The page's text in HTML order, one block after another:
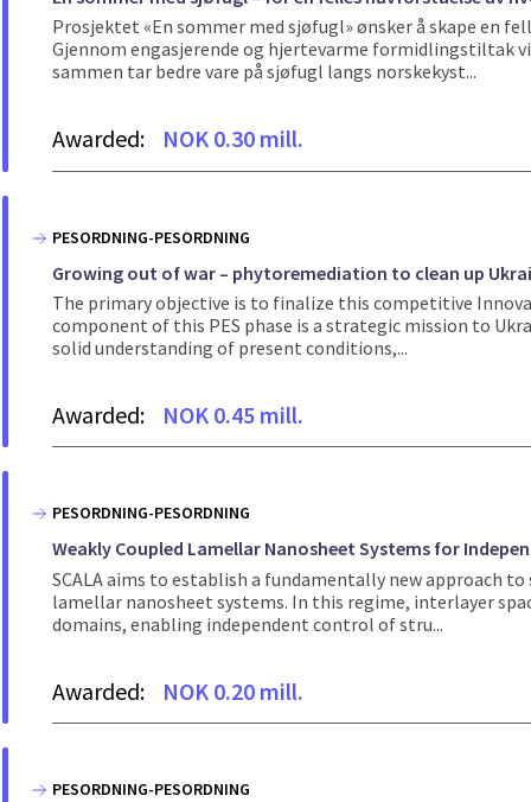
Prosjektet «En sommer med sjøfugl» ønsker å skape en
Gjennom engasjerende og hjertevarme formidlingstiltak
sammen tar bedre vare på sjøfugl langs norskekyst...
Awarded: NOK 0.30 mill.
PESORDNING-PESORDNING
Growing out of war – phytoremediation to clean up
The primary objective is to finalize this competitive
component of this PES phase is a strategic mission to
solid understanding of present conditions,...
Awarded: NOK 0.45 mill.
PESORDNING-PESORDNING
Weakly Coupled Lamellar Nanosheet Systems for
SCALA aims to establish a fundamentally new approach
lamellar nanosheet systems. In this regime, interlayer
domains, enabling independent control of stru...
Awarded: NOK 0.20 mill.
PESORDNING-PESORDNING